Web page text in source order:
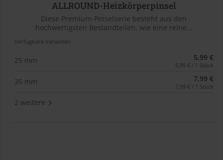
ALLROUND-Heizkörperpinsel
Diese Premium-Pinselserie besteht aus den
hochwertigsten Bestandteilen, wie eine reine...
Verfügbare Varianten
25 mm 5,99 €
5,99 € / 1 Stück
35 mm 7,99 €
7,99 € / 1 Stück
2 weitere